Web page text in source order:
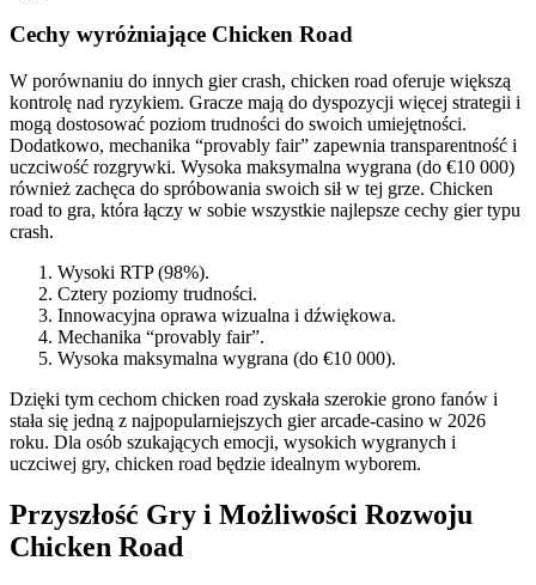
Cechy wyróżniające Chicken Road
W porównaniu do innych gier crash, chicken road oferuje większą
kontrolę nad ryzykiem. Gracze mają do dyspozycji więcej strategii i
mogą dostosować poziom trudności do swoich umiejętności.
Dodatkowo, mechanika “provably fair” zapewnia transparentność i
uczciwość rozgrywki. Wysoka maksymalna wygrana (do €10 000)
również zachęca do spróbowania swoich sił w tej grze. Chicken
road to gra, która łączy w sobie wszystkie najlepsze cechy gier typu
crash.
Wysoki RTP (98%).
Cztery poziomy trudności.
Innowacyjna oprawa wizualna i dźwiękowa.
Mechanika “provably fair”.
Wysoka maksymalna wygrana (do €10 000).
Dzięki tym cechom chicken road zyskała szerokie grono fanów i
stała się jedną z najpopularniejszych gier arcade-casino w 2026
roku. Dla osób szukających emocji, wysokich wygranych i
uczciwej gry, chicken road będzie idealnym wyborem.
Przyszłość Gry i Możliwości Rozwoju
Chicken Road